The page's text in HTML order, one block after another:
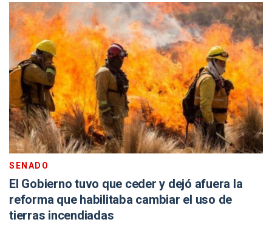
SENADO
El Gobierno tuvo que ceder y dejó afuera la
reforma que habilitaba cambiar el uso de
tierras incendiadas